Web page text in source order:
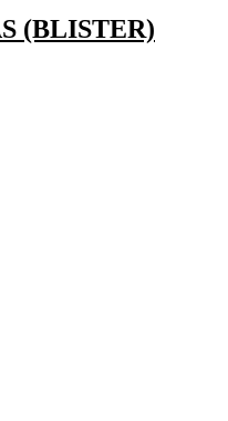
(BLISTER)